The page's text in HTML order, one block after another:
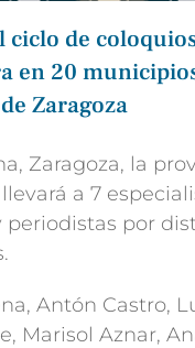
ciclo de
en 20
Zaragoza
Zaragoza, la
a 7
periodistas por
Antón Castro,
Marisol Aznar,